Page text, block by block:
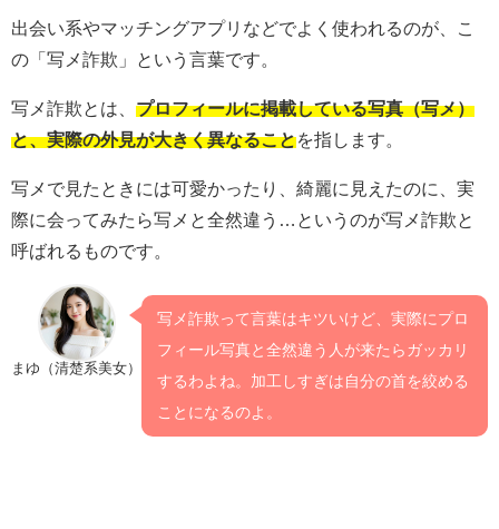
出会い系やマッチングアプリなどでよく使われるのが、こ
の「写メ詐欺」という言葉です。
写メ詐欺とは、 プロフィールに掲載している写真（写メ）
と、実際の外見が大きく異なることを指します。
写メで見たときには可愛かったり、綺麗に見えたのに、実
際に会ってみたら写メと全然違う…というのが写メ詐欺と
呼ばれるものです。
まゆ（清楚系美女）
写メ詐欺って言葉はキツいけど、実際にプロ
フィール写真と全然違う人が来たらガッカリ
するわよね。加工しすぎは自分の首を絞める
ことになるのよ。